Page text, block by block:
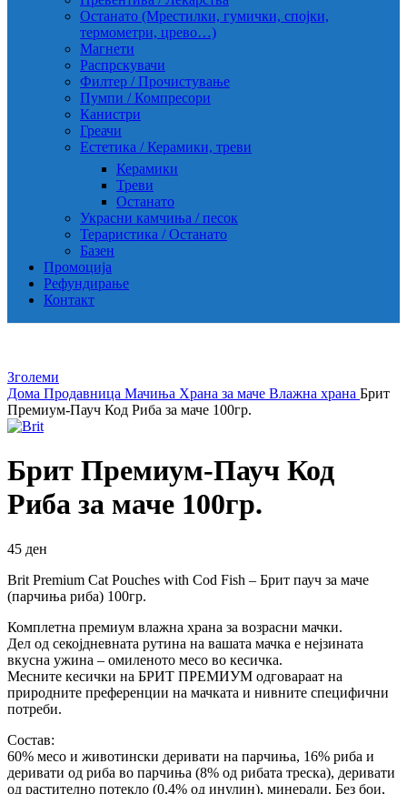
Останато (Мрестилки, гумички, спојки,
термометри, црево…)
Магнети
Распрскувачи
Филтер / Прочистување
Пумпи / Компресори
Канистри
Греачи
Естетика / Керамики, треви
Керамики
Треви
Останато
Украсни камчиња / песок
Тераристика / Останато
Базен
Промоција
Рефундирање
Контакт
Зголеми
Дома Продавница Мачиња Храна за маче Влажна храна Брит
Премиум-Пауч Код Риба за маче 100гр.
Брит Премиум-Пауч Код
Риба за маче 100гр.
45 ден
Brit Premium Cat Pouches with Cod Fish – Брит пауч за маче
(парчиња риба) 100гр.
Комплетна премиум влажна храна за возрасни мачки.
Дел од секојдневната рутина на вашата мачка е нејзината
вкусна ужина – омиленото месо во кесичка.
Месните кесички на БРИТ ПРЕМИУМ одговараат на
природните преференции на мачката и нивните специфични
потреби.
Состав:
60% месо и животински деривати на парчиња, 16% риба и
деривати од риба во парчиња (8% од рибата треска), деривати
од растително потекло (0,4% од инулин), минерали. Без бои,